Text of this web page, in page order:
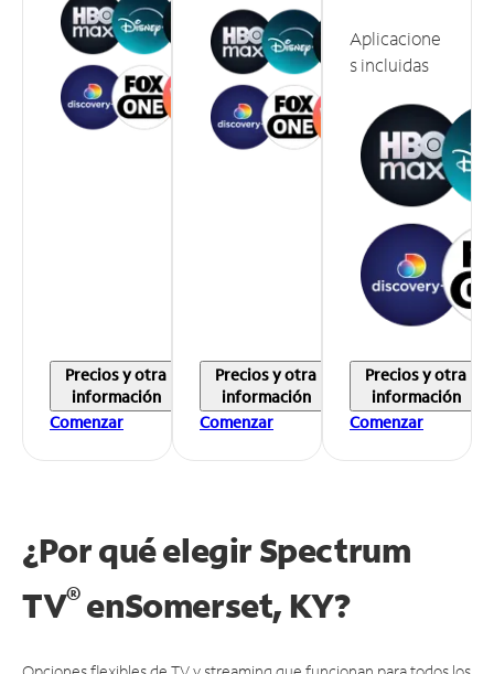
Precios y otra
información
Comenzar
Precios y otra
información
Comenzar
Aplicacione
s incluidas
Precios y otra
información
Comenzar
¿Por qué elegir Spectrum
TV®enSomerset, KY?